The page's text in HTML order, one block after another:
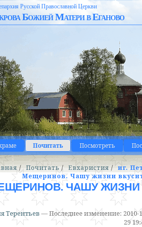
Русской Православной Церкви
Божией Матери в Еганово
Почитать Посмотреть
/Почитать /Евхаристия /иг.
Мещеринов. Чашу жизни
ЧАШУ ЖИЗНИ
Терентьев —Последнее изменение: 2010-
29